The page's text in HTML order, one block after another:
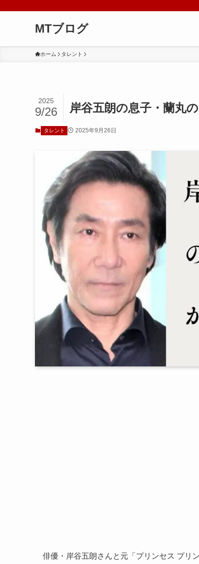
MTブログ
ホーム タレント
岸谷五朗の息子・蘭丸
2025
9/26
タレント 2025年9月26日
俳優・岸谷五朗さんと元「プリンセス プリ